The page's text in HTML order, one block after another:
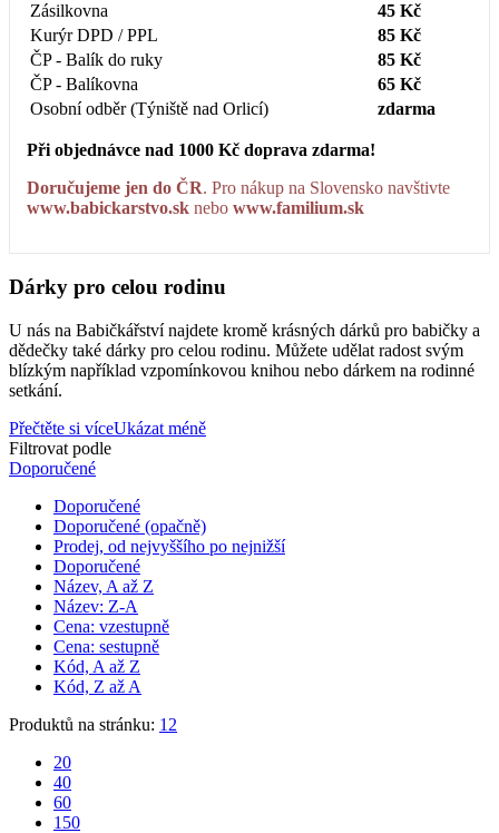
Zásilkovna
45 Kč
Kurýr DPD / PPL
85 Kč
ČP - Balík do ruky
85 Kč
ČP - Balíkovna
65 Kč
Osobní odběr (Týniště nad Orlicí)
zdarma
Při objednávce nad 1000 Kč doprava zdarma!
Doručujeme jen do ČR. Pro nákup na Slovensko navštivte
www.babickarstvo.sk nebo www.familium.sk
Dárky pro celou rodinu
U nás na Babičkářství najdete kromě krásných dárků pro babičky a
dědečky také dárky pro celou rodinu. Můžete udělat radost svým
blízkým například vzpomínkovou knihou nebo dárkem na rodinné
setkání.
Přečtěte si víceUkázat méně
Filtrovat podle
Doporučené
Doporučené
Doporučené (opačně)
Prodej, od nejvyššího po nejnižší
Doporučené
Název, A až Z
Název: Z-A
Cena: vzestupně
Cena: sestupně
Kód, A až Z
Kód, Z až A
Produktů na stránku: 12
20
40
60
150